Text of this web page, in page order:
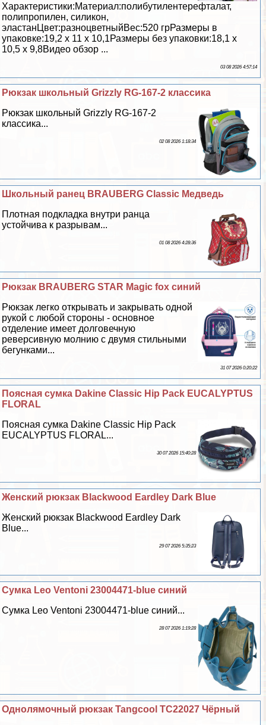
Хаpaктеристики:Материал:полибутилентерефталат,
полипропилен, силикон,
эластанЦвет:разноцветныйВес:520 грРазмеры в
упаковке:19,2 х 11 х 10,1Размеры без упаковки:18,1 х
10,5 х 9,8Видео обзор ...
03 08 2026 4:57:14
Рюкзак школьный Grizzly RG-167-2 классика
Рюкзак школьный Grizzly RG-167-2
классика...
02 08 2026 1:18:34
Школьный ранец BRAUBERG Classic Медведь
Плотная подкладка внутри ранца
устойчива к разрывам...
01 08 2026 4:28:36
Рюкзак BRAUBERG STAR Magic fox синий
Рюкзак легко открывать и закрывать одной
рукой с любой стороны - основное
отделение имеет долговечную
реверсивную молнию с двумя стильными
бегунками...
31 07 2026 0:20:22
Поясная сумка Dakine Classic Hip Pack EUCALYPTUS
FLORAL
Поясная сумка Dakine Classic Hip Pack
EUCALYPTUS FLORAL...
30 07 2026 15:40:28
Женский рюкзак Blackwood Eardley Dark Blue
Женский рюкзак Blackwood Eardley Dark
Blue...
29 07 2026 5:35:23
Сумка Leo Ventoni 23004471-blue синий
Сумка Leo Ventoni 23004471-blue синий...
28 07 2026 1:19:28
Однолямочный рюкзак Tangcool TC22027 Чёрный